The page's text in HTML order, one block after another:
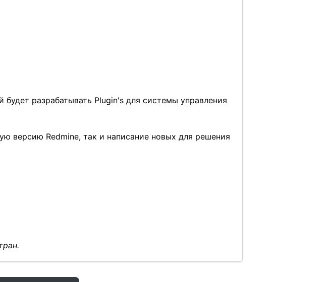
будет разрабатывать Plugin's для системы управления
версию Redmine, так и написание новых для решения